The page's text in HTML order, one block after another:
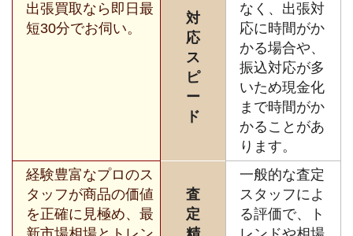
出張買取なら即日最
短30分でお伺い。
対
応
ス
ピ
ー
ド
なく、出張対
応に時間がか
かる場合や、
振込対応が多
いため現金化
まで時間がか
かることがあ
ります。
経験豊富なプロのス
タッフが商品の価値
を正確に見極め、最
査
定
一般的な査定
スタッフによ
る評価で、ト